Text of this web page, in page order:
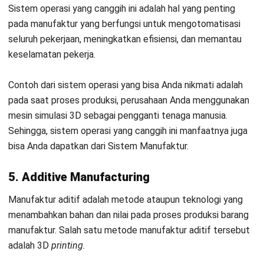
HashMicro berpegang pada standar editorial yang ketat
dan menggunakan sumber utama seperti regulasi
untuk memastikan konten yang akurat dan relevan.
Pelajari lebih lanjut tentang cara kami menjaga
ketepatan, kelengkapan, dan objektivitas konten dengan
membacaPanduan Editorial kami.
KonsultasiGratisdan Dapatkan Solusi
yang Tepat